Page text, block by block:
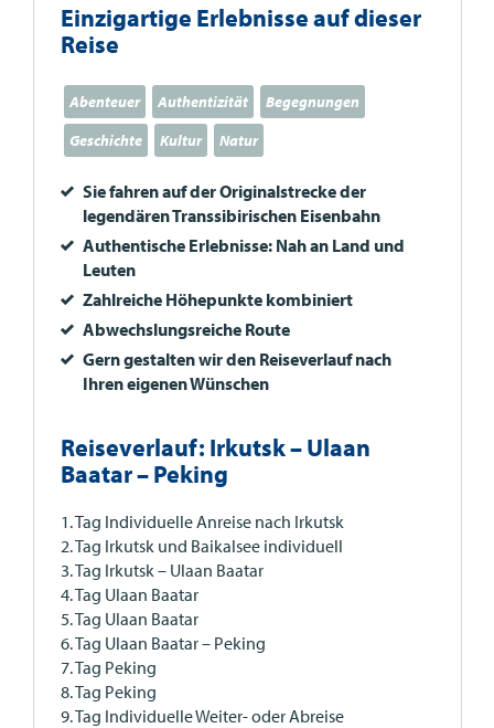
Einzigartige Erlebnisse auf dieser
Reise
Abenteuer Authentizität
Begegnungen
Geschichte
Kultur Natur
Sie fahren auf der Originalstrecke der
legendären Transsibirischen Eisenbahn
Authentische Erlebnisse: Nah an Land und
Leuten
Zahlreiche Höhepunkte kombiniert
Abwechslungsreiche Route
Gern gestalten wir den Reiseverlauf nach
Ihren eigenen Wünschen
Reiseverlauf: Irkutsk – Ulaan
Baatar – Peking
1. Tag Individuelle Anreise nach Irkutsk
2. Tag Irkutsk und Baikalsee individuell
3. Tag Irkutsk – Ulaan Baatar
4. Tag Ulaan Baatar
5. Tag Ulaan Baatar
6. Tag Ulaan Baatar – Peking
7. Tag Peking
8. Tag Peking
9. Tag Individuelle Weiter- oder Abreise